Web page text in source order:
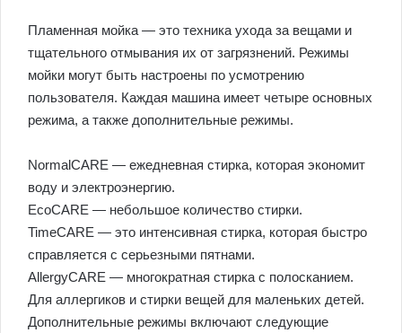
Пламенная мойка — это техника ухода за вещами и
тщательного отмывания их от загрязнений. Режимы
мойки могут быть настроены по усмотрению
пользователя. Каждая машина имеет четыре основных
режима, а также дополнительные режимы.
NormalCARE — ежедневная стирка, которая экономит
воду и электроэнергию.
EcoCARE — небольшое количество стирки.
TimeCARE — это интенсивная стирка, которая быстро
справляется с серьезными пятнами.
AllergyCARE — многократная стирка с полосканием.
Для аллергиков и стирки вещей для маленьких детей.
Дополнительные режимы включают следующие